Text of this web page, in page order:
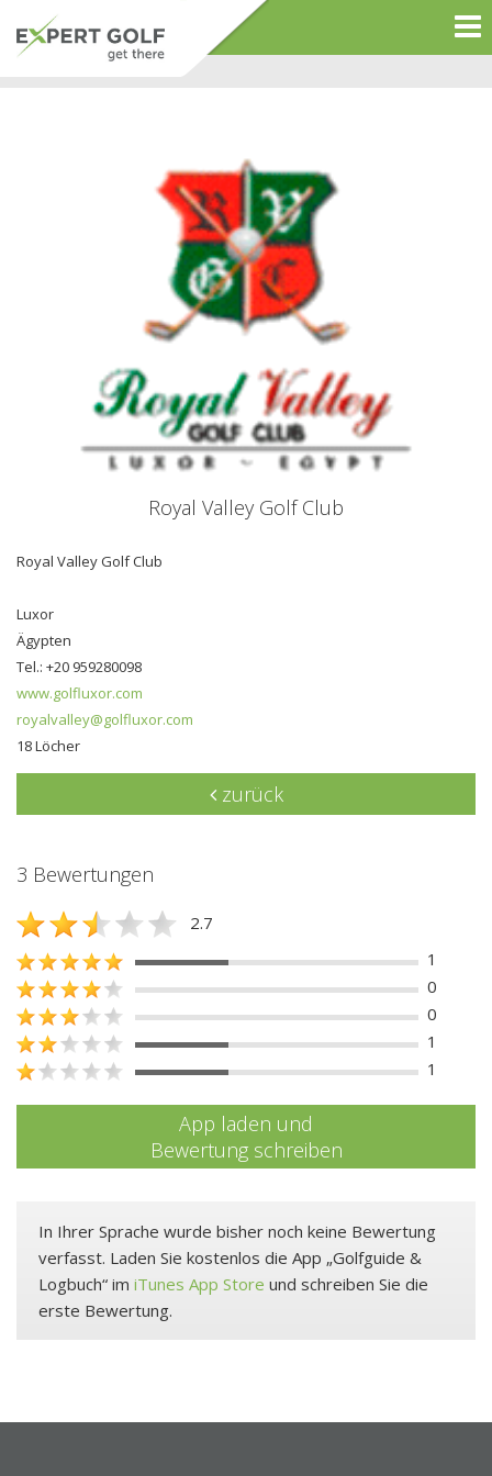
Royal Valley Golf Club
Royal Valley Golf Club
Luxor
Ägypten
Tel.: +20 959280098
www.golfluxor.com
royalvalley@golfluxor.com
18 Löcher
zurück
3 Bewertungen
2.7
1
0
0
1
1
App laden und
Bewertung schreiben
In Ihrer Sprache wurde bisher noch keine Bewertung
verfasst. Laden Sie kostenlos die App „Golfguide &
Logbuch“ im iTunes App Store und schreiben Sie die
erste Bewertung.